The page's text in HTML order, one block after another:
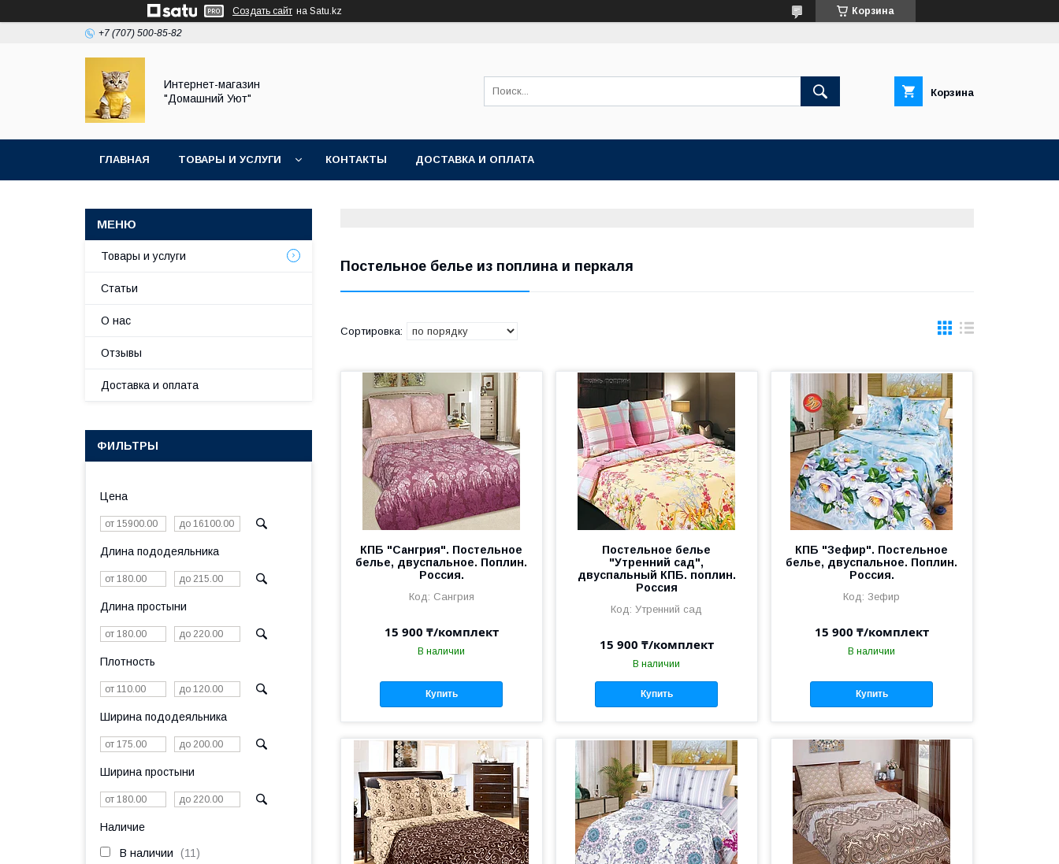
Создать сайт на Satu.kz Корзина
+7 (707) 500-85-82
Интернет-магазин
"Домашний Уют"
Корзина
ГЛАВНАЯ ТОВАРЫ И УСЛУГИ КОНТАКТЫ ДОСТАВКА И ОПЛАТА
Постельное белье из поплина и перкаля
КПБ "Сангрия". Постельное
белье, двуспальное. Поплин.
Россия.
Сангрия
15 900 ₸/комплект
В наличии
Купить
Постельное белье
"Утренний сад",
двуспальный КПБ. поплин.
Россия
Утренний сад
15 900 ₸/комплект
В наличии
Купить
КПБ "Зефир". Постельное
белье, двуспальное. Поплин.
Россия.
Зефир
15 900 ₸/комплект
В наличии
Купить
Товары и услуги
Статьи
О нас
Отзывы
Доставка и оплата
ФИЛЬТРЫ
Цена
Длина пододеяльника
Длина простыни
Плотность
Ширина пододеяльника
Ширина простыни
Наличие
В наличии 11